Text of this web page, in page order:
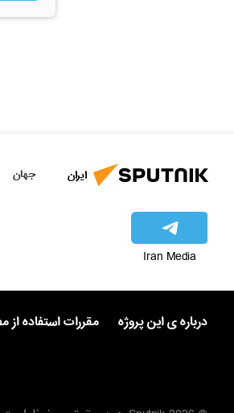
ایران جهان
Iran Media
درباره ی این پروژه مقررات استفاده از